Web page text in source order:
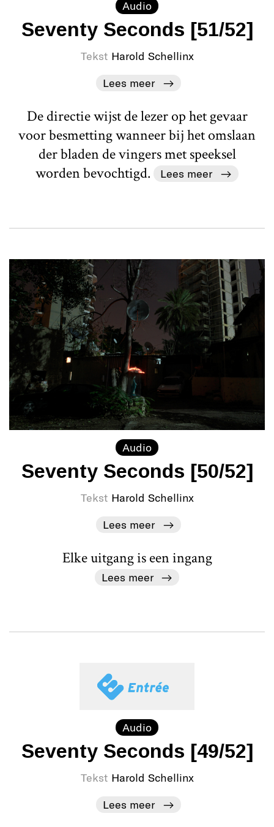
Audio
Seventy Seconds [51/52]
Tekst Harold Schellinx
Lees meer
De directie wijst de lezer op het gevaar
voor besmetting wanneer bij het omslaan
der bladen de vingers met speeksel
worden bevochtigd.
Lees meer
Audio
Seventy Seconds [50/52]
Tekst Harold Schellinx
Lees meer
Elke uitgang is een ingang
Lees meer
Audio
Seventy Seconds [49/52]
Tekst Harold Schellinx
Lees meer